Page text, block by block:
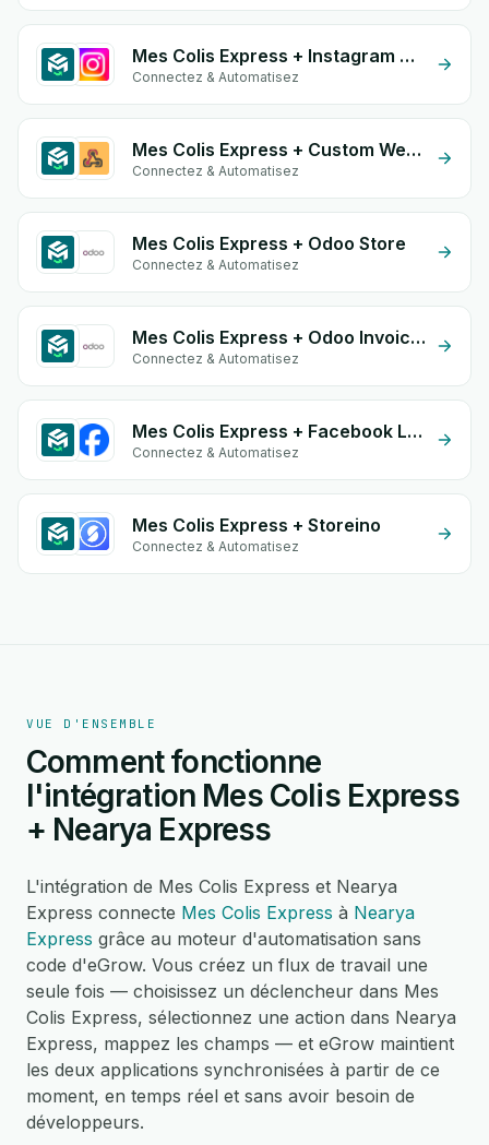
Mes Colis Express + Instagram Comment
Connectez & Automatisez
Mes Colis Express + Custom Webhook
Connectez & Automatisez
Mes Colis Express + Odoo Store
Connectez & Automatisez
Mes Colis Express + Odoo Invoices
Connectez & Automatisez
Mes Colis Express + Facebook Leads
Connectez & Automatisez
Mes Colis Express + Storeino
Connectez & Automatisez
VUE D'ENSEMBLE
Comment fonctionne
l'intégration Mes Colis Express
+ Nearya Express
L'intégration de Mes Colis Express et Nearya
Express connecte Mes Colis Express à Nearya
Express grâce au moteur d'automatisation sans
code d'eGrow. Vous créez un flux de travail une
seule fois — choisissez un déclencheur dans Mes
Colis Express, sélectionnez une action dans Nearya
Express, mappez les champs — et eGrow maintient
les deux applications synchronisées à partir de ce
moment, en temps réel et sans avoir besoin de
développeurs.